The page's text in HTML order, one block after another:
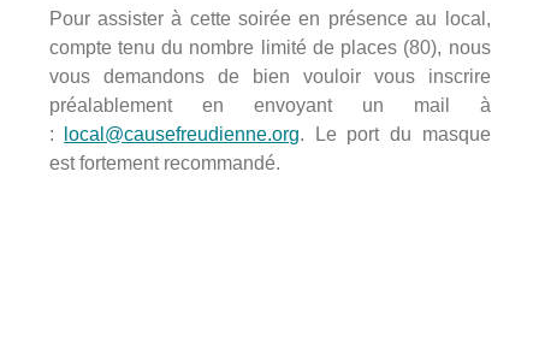
Pour assister à cette soirée en présence au local,
compte tenu du nombre limité de places (80), nous
vous demandons de bien vouloir vous inscrire
préalablement en envoyant un mail à
:
local@causefreudienne.org. Le port du masque
est fortement recommandé.